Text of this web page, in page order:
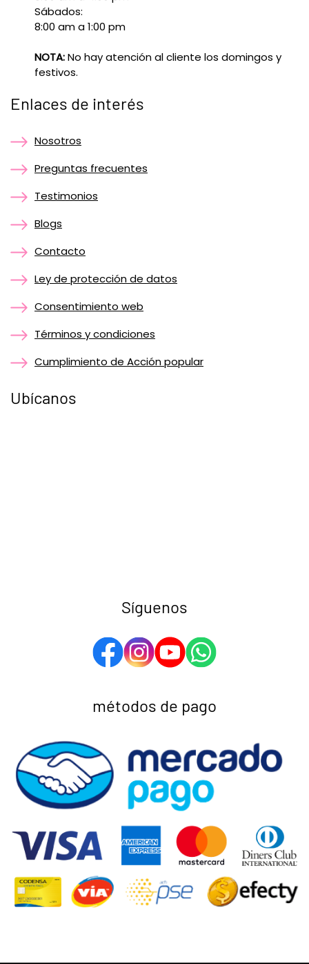
Sábados:
8:00 am a 1:00 pm
NOTA:No hay atención al cliente los domingos y
festivos.
Enlaces de interés
Nosotros
Preguntas frecuentes
Testimonios
Blogs
Contacto
Ley de protección de datos
Consentimiento web
Términos y condiciones
Cumplimiento de Acción popular
Ubícanos
Síguenos
métodos de pago